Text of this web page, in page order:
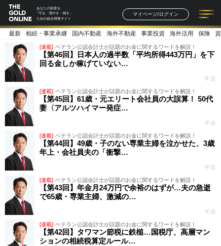
あなたの財産を
「守る・増やす・残す」
ための総合情報サイト
マイページ/ログイン
記事一覧 連載一覧
著者一覧 書籍一覧
最新 相続・事業承継 国内不動産 海外不動産 事業投資 海外活用 保険
[連載] ベテラン公認会計士が話題のお金に関するワードを解説！
【第46回】日本人の過半数「平均所得443万円」を下
回る金しか稼げていない…
年金
[連載] ベテラン公認会計士が話題のお金に関するワードを解説！
【第45回】61歳・元エリート会社員の大誤算！ 50代
妻〈アルツハイマー発症…
年金
[連載] ベテラン公認会計士が話題のお金に関するワードを解説！
【第44回】49歳・子のない専業主婦を泣かせた、3歳
年上・会社員夫の「衝撃…
年金
[連載] ベテラン公認会計士が話題のお金に関するワードを解説！
【第43回】年金月24万円で余裕のはずが…夫の急逝
で65歳・専業主婦、激減の…
年金
[連載] ベテラン公認会計士が話題のお金に関するワードを解説！
【第42回】タワマン節税に鉄槌…国税庁、高層マン
ションの相続税算定ルール…